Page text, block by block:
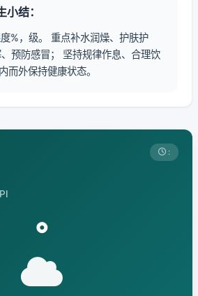
结：
%，级。 重点补水润燥、护肤护
预防感冒； 坚持规律作息、合理饮
而外保持健康状态。
:
°